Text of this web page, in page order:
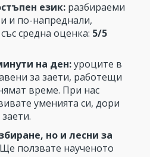
език: разбираеми
и по-напреднали,
средна оценка: 5/5
на ден:уроците в
за заети, работещи
време. При нас
уменията си, дори
но и лесни за
Ще ползвате наученото